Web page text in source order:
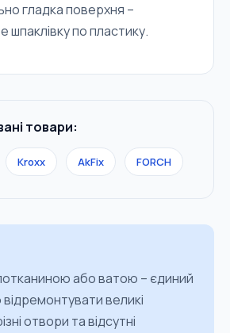
гладка поверхня –
шпаклівку по пластику.
товари:
Kroxx AkFix FORCH
або ватою – єдиний
відремонтувати великі
отвори та відсутні